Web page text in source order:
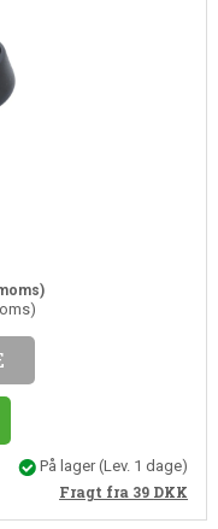
På lager(Lev. 1 dage)
Fragt fra 39 DKK